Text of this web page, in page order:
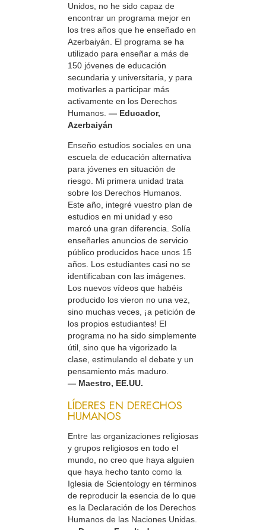
Unidos, no he sido capaz de
encontrar un programa mejor en
los tres años que he enseñado en
Azerbaiyán. El programa se ha
utilizado para enseñar a más de
150 jóvenes de educación
secundaria y universitaria, y para
motivarles a participar más
activamente en los Derechos
Humanos. — Educador,
Azerbaiyán
Enseño estudios sociales en una
escuela de educación alternativa
para jóvenes en situación de
riesgo. Mi primera unidad trata
sobre los Derechos Humanos.
Este año, integré vuestro plan de
estudios en mi unidad y eso
marcó una gran diferencia. Solía
enseñarles anuncios de servicio
público producidos hace unos 15
años. Los estudiantes casi no se
identificaban con las imágenes.
Los nuevos vídeos que habéis
producido los vieron no una vez,
sino muchas veces, ¡a petición de
los propios estudiantes! El
programa no ha sido simplemente
útil, sino que ha vigorizado la
clase, estimulando el debate y un
pensamiento más maduro.
— Maestro, EE.UU.
LÍDERES EN DERECHOS
HUMANOS
Entre las organizaciones religiosas
y grupos religiosos en todo el
mundo, no creo que haya alguien
que haya hecho tanto como la
Iglesia de Scientology en términos
de reproducir la esencia de lo que
es la Declaración de los Derechos
Humanos de las Naciones Unidas.